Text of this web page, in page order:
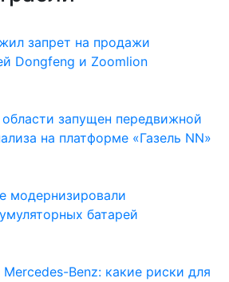
запрет на продажи
Dongfeng и Zoomlion
запущен передвижной
на платформе «Газель NN»
модернизировали
батарей
Benz: какие риски для